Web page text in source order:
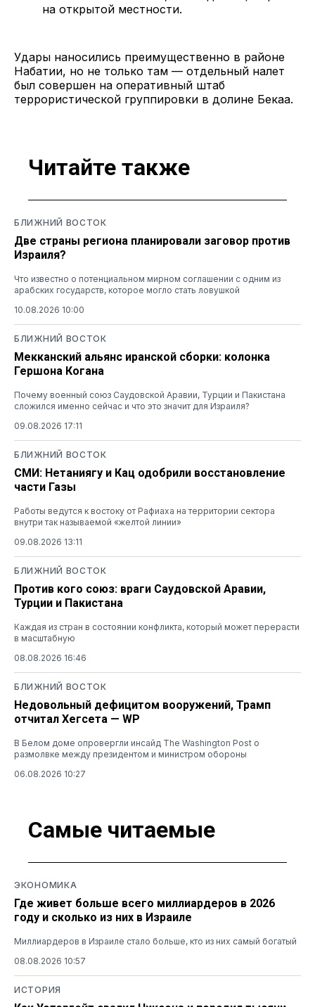
на открытой местности.
Удары наносились преимущественно в районе
Набатии, но не только там — отдельный налет
был совершен на оперативный штаб
террористической группировки в долине Бекаа.
Читайте также
БЛИЖНИЙ ВОСТОК
Две страны региона планировали заговор против
Израиля?
Что известно о потенциальном мирном соглашении с одним из
арабских государств, которое могло стать ловушкой
10.08.2026 10:00
БЛИЖНИЙ ВОСТОК
Мекканский альянс иранской сборки: колонка
Гершона Когана
Почему военный союз Саудовской Аравии, Турции и Пакистана
сложился именно сейчас и что это значит для Израиля?
09.08.2026 17:11
БЛИЖНИЙ ВОСТОК
СМИ: Нетаниягу и Кац одобрили восстановление
части Газы
Работы ведутся к востоку от Рафиаха на территории сектора
внутри так называемой «желтой линии»
09.08.2026 13:11
БЛИЖНИЙ ВОСТОК
Против кого союз: враги Саудовской Аравии,
Турции и Пакистана
Каждая из стран в состоянии конфликта, который может перерасти
в масштабную
08.08.2026 16:46
БЛИЖНИЙ ВОСТОК
Недовольный дефицитом вооружений, Трамп
отчитал Хегсета — WP
В Белом доме опровергли инсайд The Washington Post о
размолвке между президентом и министром обороны
06.08.2026 10:27
Самые читаемые
ЭКОНОМИКА
Где живет больше всего миллиардеров в 2026
году и сколько из них в Израиле
Миллиардеров в Израиле стало больше, кто из них самый богатый
08.08.2026 10:57
ИСТОРИЯ